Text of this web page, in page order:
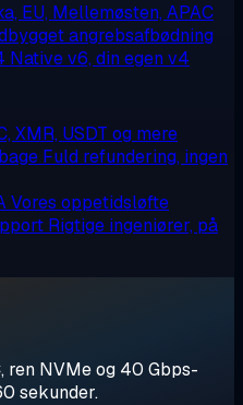
EU, Mellemøsten, APAC
angrebsafbødning
Native v6, din egen v4
XMR, USDT og mere
Fuld refundering, ingen
Vores oppetidsløfte
Rigtige ingeniører, på
ren NVMe og 40 Gbps-
sekunder.